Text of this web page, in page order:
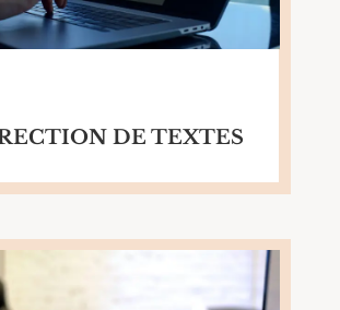
DE TEXTES